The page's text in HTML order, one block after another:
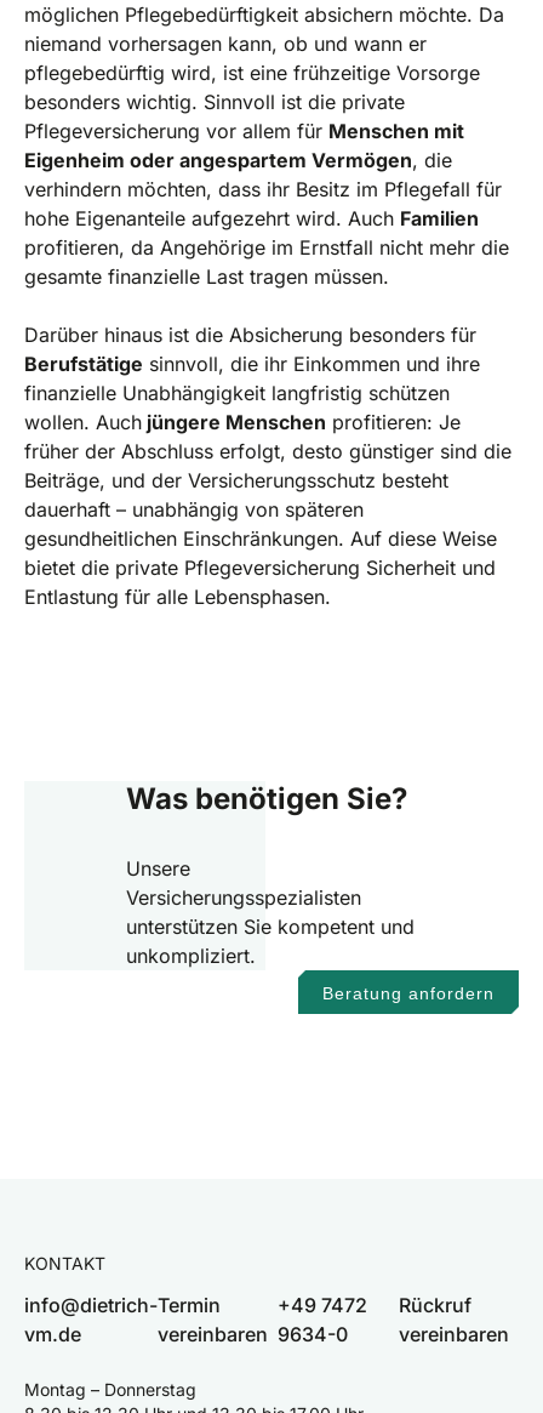
möglichen Pflegebedürftigkeit absichern möchte. Da
niemand vorhersagen kann, ob und wann er
pflegebedürftig wird, ist eine frühzeitige Vorsorge
besonders wichtig. Sinnvoll ist die private
Pflegeversicherung vor allem für Menschen mit
Eigenheim oder angespartem Vermögen, die
verhindern möchten, dass ihr Besitz im Pflegefall für
hohe Eigenanteile aufgezehrt wird. Auch Familien
profitieren, da Angehörige im Ernstfall nicht mehr die
gesamte finanzielle Last tragen müssen.
Darüber hinaus ist die Absicherung besonders für
Berufstätige sinnvoll, die ihr Einkommen und ihre
finanzielle Unabhängigkeit langfristig schützen
wollen. Auch jüngere Menschen profitieren: Je
früher der Abschluss erfolgt, desto günstiger sind die
Beiträge, und der Versicherungsschutz besteht
dauerhaft – unabhängig von späteren
gesundheitlichen Einschränkungen. Auf diese Weise
bietet die private Pflegeversicherung Sicherheit und
Entlastung für alle Lebensphasen.
Was benötigen Sie?
Unsere
Versicherungsspezialisten
unterstützen Sie kompetent und
unkompliziert.
Beratung anfordern
KONTAKT
info@dietrich-
vm.de
Termin
vereinbaren
+49 7472
9634-0
Rückruf
vereinbaren
Montag – Donnerstag